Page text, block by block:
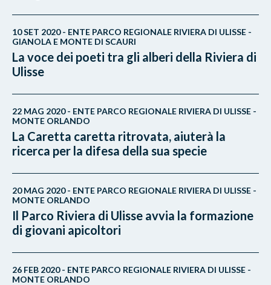
10 SET 2020 - ENTE PARCO REGIONALE RIVIERA DI ULISSE -
GIANOLA E MONTE DI SCAURI
La voce dei poeti tra gli alberi della Riviera di
Ulisse
22 MAG 2020 - ENTE PARCO REGIONALE RIVIERA DI ULISSE -
MONTE ORLANDO
La Caretta caretta ritrovata, aiuterà la
ricerca per la difesa della sua specie
20 MAG 2020 - ENTE PARCO REGIONALE RIVIERA DI ULISSE -
MONTE ORLANDO
Il Parco Riviera di Ulisse avvia la formazione
di giovani apicoltori
26 FEB 2020 - ENTE PARCO REGIONALE RIVIERA DI ULISSE -
MONTE ORLANDO